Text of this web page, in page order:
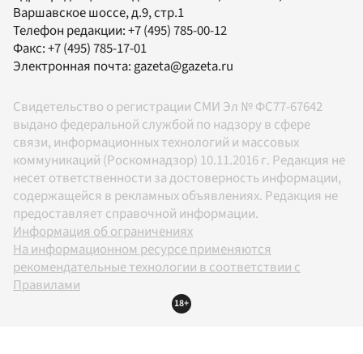
Варшавское шоссе, д.9, стр.1
Телефон редакции:+7 (495) 785-00-12
Факс:+7 (495) 785-17-01
Электронная почта: gazeta@gazeta.ru
Свидетельство о регистрации СМИ Эл № ФС77-67642
выдано федеральной службой по надзору в сфере
связи, информационных технологий и массовых
коммуникаций (Роскомнадзор) 10.11.2016 г. Редакция не
несет ответственности за достоверность информации,
содержащейся в рекламных объявлениях. Редакция не
предоставляет справочной информации.
Информация об ограничениях
На информационном ресурсе применяются
рекомендательные технологии в соответствии с
Правилами
18+